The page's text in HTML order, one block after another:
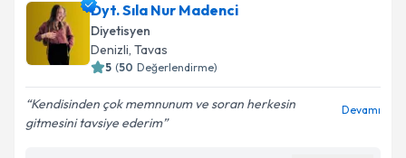
Dyt. Sıla Nur Madenci
Diyetisyen
Denizli, Tavas
5 (50 Değerlendirme)
Kendisinden çok memnunum ve soran herkesin
gitmesini tavsiye ederim
Devamı